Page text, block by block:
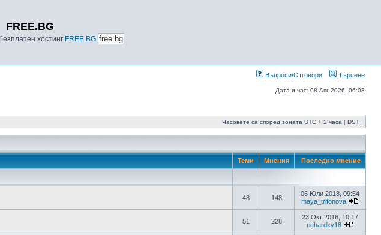
FREE.BG
хостинг FREE.BG
Въпроси/Отговори Търсене
Дата и час: 08 Авг 2026, 06:08
Часовете са според зоната UTC + 2 часа [ DST ]
Теми Мнения Последно мнение
48 148
06 Юли 2018, 09:54
maya_trifonova
51 228
23 Окт 2016, 10:17
richardky18